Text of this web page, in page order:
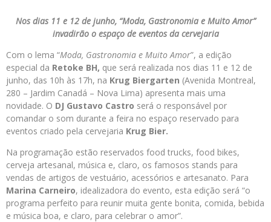
Nos dias 11 e 12 de junho, “Moda, Gastronomia e Muito Amor”
invadirão o espaço de eventos da cervejaria
Com o lema “Moda, Gastronomia e Muito Amor”, a edição
especial da Retoke BH, que será realizada nos dias 11 e 12 de
junho, das 10h às 17h, na Krug Biergarten (Avenida Montreal,
280 – Jardim Canadá – Nova Lima) apresenta mais uma
novidade. O DJ Gustavo Castro será o responsável por
comandar o som durante a feira no espaço reservado para
eventos criado pela cervejaria Krug Bier.
Na programação estão reservados food trucks, food bikes,
cerveja artesanal, música e, claro, os famosos stands para
vendas de artigos de vestuário, acessórios e artesanato. Para
Marina Carneiro, idealizadora do evento, esta edição será “o
programa perfeito para reunir muita gente bonita, comida, bebida
e música boa, e claro, para celebrar o amor”.